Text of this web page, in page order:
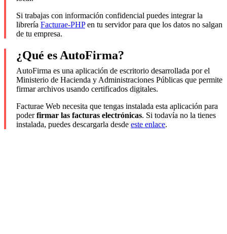
Si trabajas con información confidencial puedes integrar la
librería Facturae-PHPen tu servidor para que los datos no salgan
de tu empresa.
¿Qué es AutoFirma?
AutoFirma es una aplicación de escritorio desarrollada por el
Ministerio de Hacienda y Administraciones Públicas que permite
firmar archivos usando certificados digitales.
Facturae Web necesita que tengas instalada esta aplicación para
poderfirmar las facturas electrónicas. Si todavía no la tienes
instalada, puedes descargarla desde este enlace.